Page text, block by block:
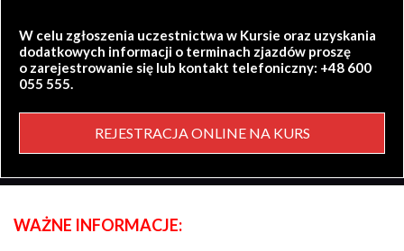
W celu zgłoszenia uczestnictwa w Kursie oraz uzyskania
dodatkowych informacji o terminach zjazdów proszę
o zarejestrowanie się lub kontakt telefoniczny: +48 600
055 555.
REJESTRACJA ONLINE NA KURS
WAŻNE INFORMACJE: